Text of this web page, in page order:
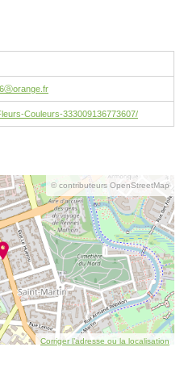
Couleurs-333009136773607/
© contributeurs OpenStreetMap
Corriger l’adresse ou la localisation